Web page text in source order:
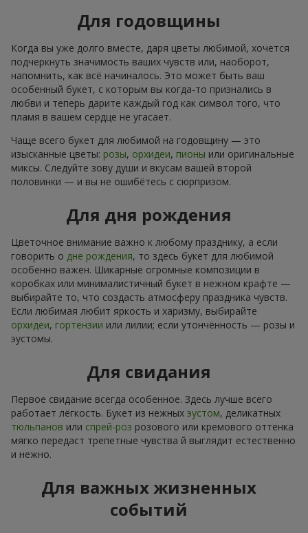
Для годовщины
Когда вы уже долго вместе, даря цветы любимой, хочется
подчеркнуть значимость ваших чувств или, наоборот,
напомнить, как всё начиналось. Это может быть ваш
особенный букет, с которым вы когда-то признались в
любви и теперь дарите каждый год как символ того, что
пламя в вашем сердце не угасает.
Чаще всего букет для любимой на годовщину — это
изысканные цветы: розы, орхидеи, пионы или оригинальные
миксы. Следуйте зову души и вкусам вашей второй
половинки — и вы не ошибётесь с сюрпризом.
Для дня рождения
Цветочное внимание важно к любому празднику, а если
говорить о дне рождения, то здесь букет для любимой
особенно важен. Шикарные огромные композиции в
коробках или минималистичный букет в нежном крафте —
выбирайте то, что создасть атмосферу праздника чувств.
Если любимая любит яркость и харизму, выбирайте
орхидеи, гортензии или лилии; если утончённость — розы и
эустомы.
Для свидания
Первое свидание всегда особенное. Здесь лучше всего
работает лёгкость. Букет из нежных эустом, деликатных
тюльпанов или спрей-роз розового или кремового оттенка
мягко передаст трепетные чувства й выглядит естественно
и нежно.
Для важных жизненных
событий